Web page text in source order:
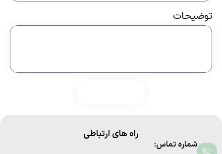
توضیحات
راه های ارتباطی
شماره تماس: